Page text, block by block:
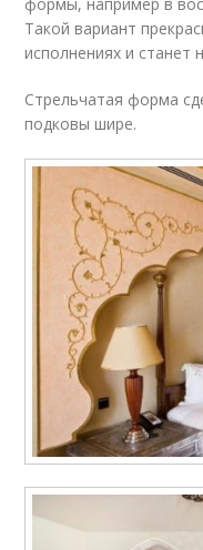
Такой вариант
исполнениях и станет
Стрельчатая форма
подковы шире.